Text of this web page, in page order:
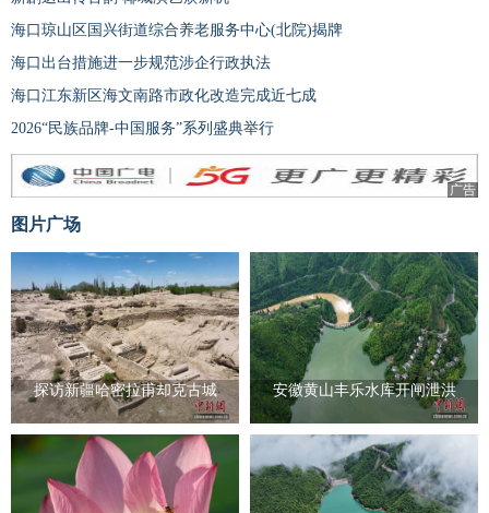
海口琼山区国兴街道综合养老服务中心(北院)揭牌
海口出台措施进一步规范涉企行政执法
海口江东新区海文南路市政化改造完成近七成
2026“民族品牌-中国服务”系列盛典举行
广告
图片广场
探访新疆哈密拉甫却克古城 安徽黄山丰乐水库开闸泄洪